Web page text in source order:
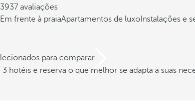
3937 avaliações
Em frente à praiaApartamentos de luxo Instalações e
para comparar
hotéis e reserva o que melhor se adapta a suas